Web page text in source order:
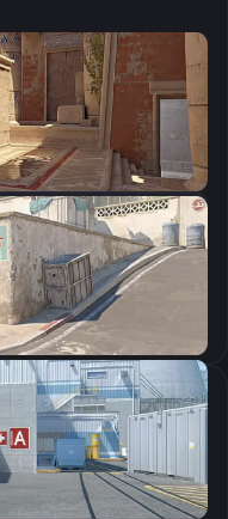
Z4OtQ
800
1.9